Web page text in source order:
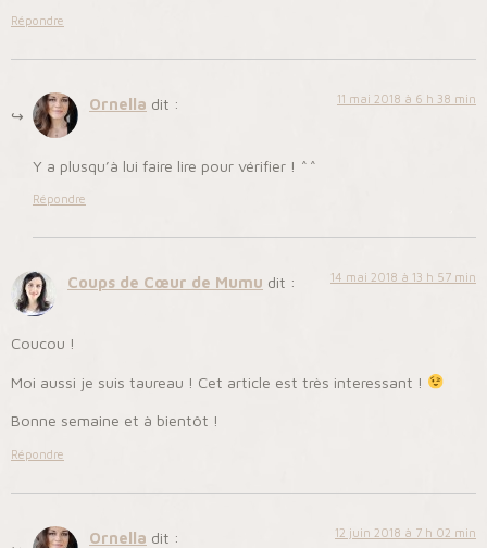
Répondre
Ornella dit : 11 mai 2018 à 6 h 38 min
Y a plusqu’à lui faire lire pour vérifier ! ^^
Répondre
Coups de Cœur de Mumu dit : 14 mai 2018 à 13 h 57 min
Coucou !
Moi aussi je suis taureau ! Cet article est très interessant !
Bonne semaine et à bientôt !
Répondre
Ornella dit : 12 juin 2018 à 7 h 02 min